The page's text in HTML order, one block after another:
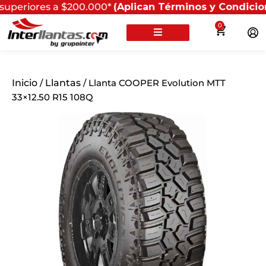
a $200.000*(Aplican Términos y Condiciones) -
0
Inicio / Llantas / Llanta COOPER Evolution MTT
33×12.50 R15 108Q